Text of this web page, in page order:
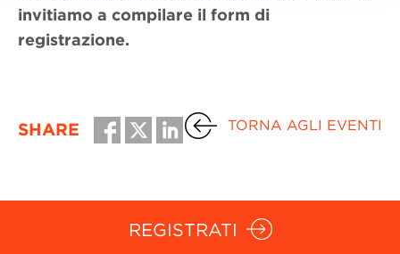
invitiamo a compilare il form di
registrazione.
SHARE TORNA AGLI EVENTI
REGISTRATI